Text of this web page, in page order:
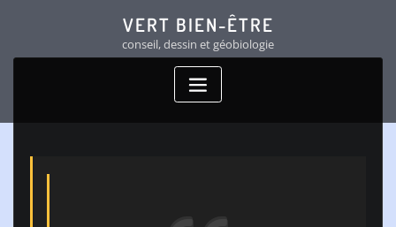
VERT BIEN-ÊTRE
conseil, dessin et géobiologie